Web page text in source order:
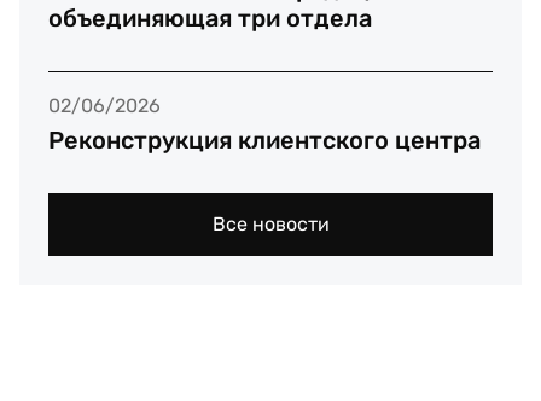
объединяющая три отдела
02/06/2026
Реконструкция клиентского центра
Все новости